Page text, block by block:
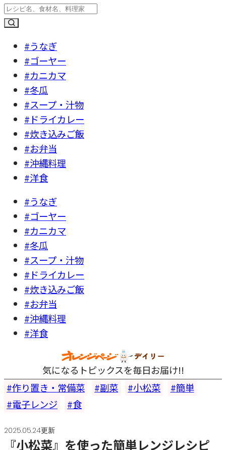
#うなぎ
#ゴーヤー
#カニカマ
#冬瓜
#スープ・汁物
#ドライカレー
#炊き込みご飯
#お弁当
#沖縄料理
#洋食
#うなぎ
#ゴーヤー
#カニカマ
#冬瓜
#スープ・汁物
#ドライカレー
#炊き込みご飯
#お弁当
#沖縄料理
#洋食
気になるトピックスを毎日お届け!!
作り置き・常備菜
副菜 小松菜
簡単
電子レンジ
食
2025.05.24更新
『小松菜』を使った簡単レンジレシピ